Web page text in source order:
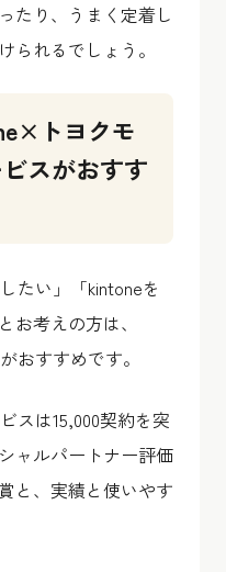
たり、うまく定着し
られるでしょう。
トヨクモ
スがおすす
たい」「kintoneを
お考えの方は、
おすすめです。
スは15,000契約を突
ャルパートナー評価
と、実績と使いやす